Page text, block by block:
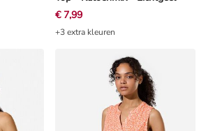
€ 7,99
+3 extra kleuren